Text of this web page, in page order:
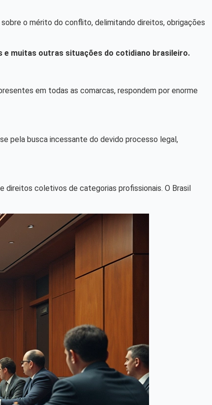
o mérito do conflito, delimitando direitos, obrigações
e muitas outras situações do cotidiano brasileiro.
em todas as comarcas, respondem por enorme
pela busca incessante do devido processo legal,
direitos coletivos de categorias profissionais. O Brasil